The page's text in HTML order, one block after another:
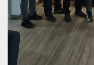
K
o
m
i
s
I